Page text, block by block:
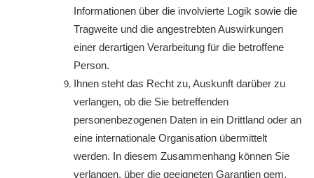
Informationen über die involvierte Logik sowie die
Tragweite und die angestrebten Auswirkungen
einer derartigen Verarbeitung für die betroffene
Person.
Ihnen steht das Recht zu, Auskunft darüber zu
verlangen, ob die Sie betreffenden
personenbezogenen Daten in ein Drittland oder an
eine internationale Organisation übermittelt
werden. In diesem Zusammenhang können Sie
verlangen, über die geeigneten Garantien gem.